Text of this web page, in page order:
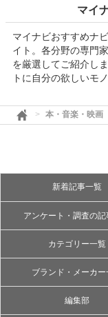
マイ
マイナビおすすめナ
イト。各分野の専門
を厳選してご紹介し
トに自分の欲しいモ
本・音楽・映画
新着記事一覧
アンケート・調査の記
カテゴリー一覧
ブランド・メーカー
編集部